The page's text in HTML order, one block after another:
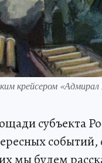
крейсером
субъекта
событий,
мы будем